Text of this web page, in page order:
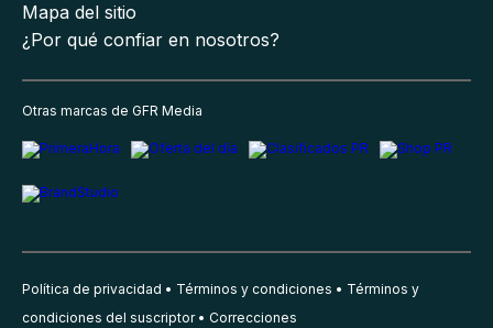
Mapa del sitio
¿Por qué confiar en nosotros?
Otras marcas de GFR Media
Política de privacidad Términos y condiciones
Términos y
condiciones del suscriptor
Correcciones